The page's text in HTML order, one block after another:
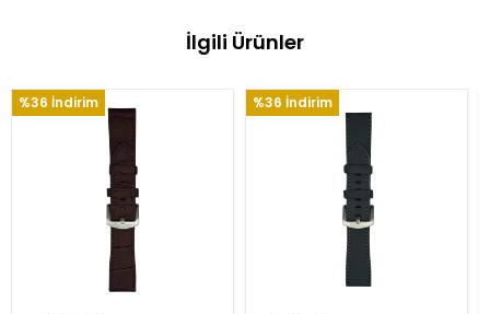
İlgili Ürünler
%36 İndirim %36 İndirim